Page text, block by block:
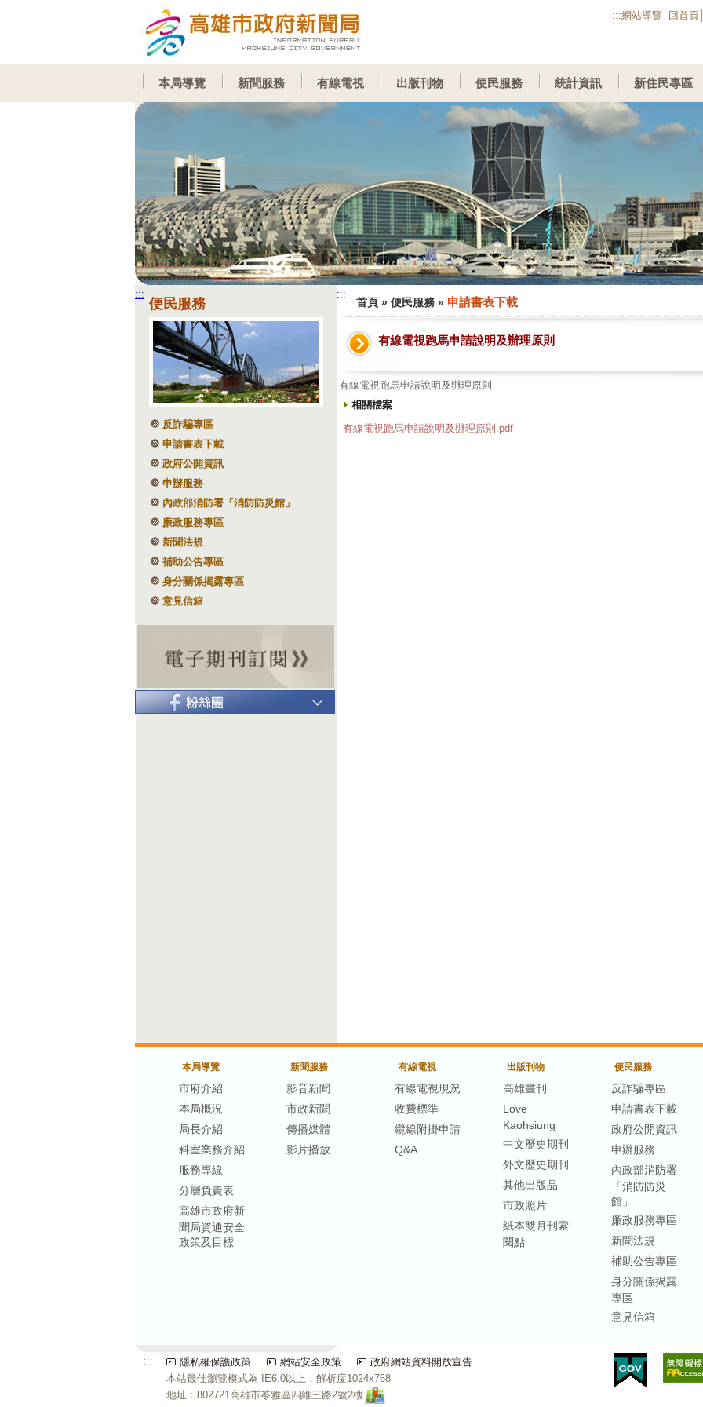
:::網站導覽 回首頁
本局導覽 新聞服務 有線電視 出版刊物 便民服務 統計資訊 新住民專區
:::
便民服務
反詐騙專區
申請書表下載
政府公開資訊
申辦服務
內政部消防署「消防防災館」
廉政服務專區
新聞法規
補助公告專區
身分關係揭露專區
意見信箱
:::
首頁 » 便民服務 » 申請書表下載
有線電視跑馬申請說明及辦理原則
有線電視跑馬申請說明及辦理原則
相關檔案
有線電視跑馬申請說明及辦理原則.pdf
本局導覽
市府介紹
本局概況
局長介紹
科室業務介紹
服務專線
分層負責表
高雄市政府新
聞局資通安全
政策及目標
新聞服務
影音新聞
市政新聞
傳播媒體
影片播放
有線電視
有線電視現況
收費標準
纜線附掛申請
Q&A
出版刊物
高雄畫刊
Love
Kaohsiung
中文歷史期刊
外文歷史期刊
其他出版品
市政照片
紙本雙月刊索
閱點
便民服務
反詐騙專區
申請書表下載
政府公開資訊
申辦服務
內政部消防署
「消防防災
館」
廉政服務專區
新聞法規
補助公告專區
身分關係揭露
專區
意見信箱
::: 隱私權保護政策 網站安全政策
政府網站資料開放宣告
本站最佳瀏覽模式為 IE6.0以上，解析度1024x768
地址：802721高雄市苓雅區四維三路2號2樓